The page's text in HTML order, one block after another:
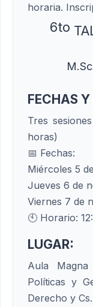
horaria.
6to
FECHAS
Tres
horas)
📅 Fechas:
Miércoles 5
Jueves 6 de
Viernes 7 de
🕙 Horario:
LUGAR:
Aula
Políticas y
Derecho y